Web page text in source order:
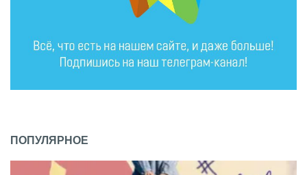
ПОПУЛЯРНОЕ